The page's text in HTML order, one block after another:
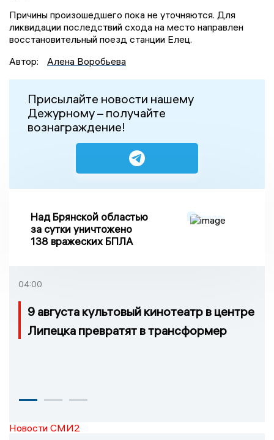
Причины произошедшего пока не уточняются. Для
ликвидации последствий схода на место направлен
восстановительный поезд станции Елец.
Автор:
Алена Воробьева
Присылайте новости нашему
Дежурному – получайте
вознаграждение!
Над Брянской областью
за сутки уничтожено
138 вражеских БПЛА
04:00
9 августа культовый кинотеатр в центре
Липецка превратят в трансформер
Новости СМИ2